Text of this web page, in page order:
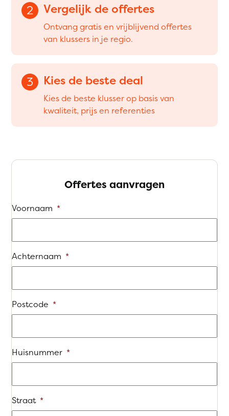
2 Vergelijk de offertes
Ontvang gratis en vrijblijvend offertes
van klussers in je regio.
3 Kies de beste deal
Kies de beste klusser op basis van
kwaliteit, prijs en referenties
Offertes aanvragen
Voornaam *
Achternaam *
Postcode *
Huisnummer *
Straat *